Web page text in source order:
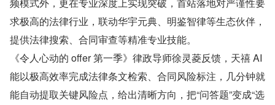
频模式外，更在专业深度上实现突破，首站落地对严谨性要
求极高的法律行业，联动华宇元典、明鉴智律等生态伙伴，
提供法律搜索、合同审查等精准专业技能。
《令人心动的 offer 第一季》律政导师徐灵菱反馈，天禧 AI
能以极高效率完成法律条文检索、合同风险标注，几分钟就
能自动提取关键风险点，给出清晰方向，把“问答题”变成“选